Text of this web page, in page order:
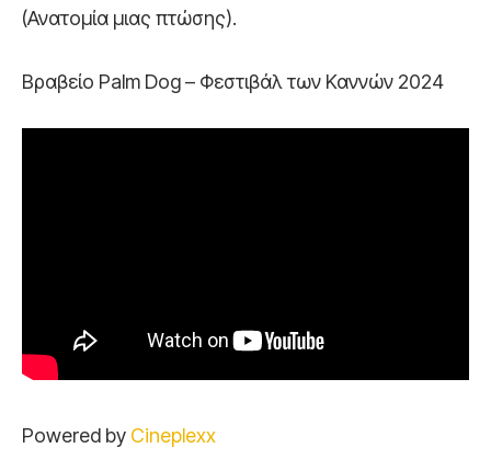
(Ανατομία μιας πτώσης).
Βραβείο Palm Dog – Φεστιβάλ των Καννών 2024
Powered by Cineplexx